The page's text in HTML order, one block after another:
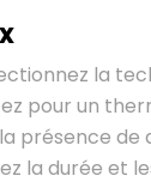
la
pour un
présence
la durée et